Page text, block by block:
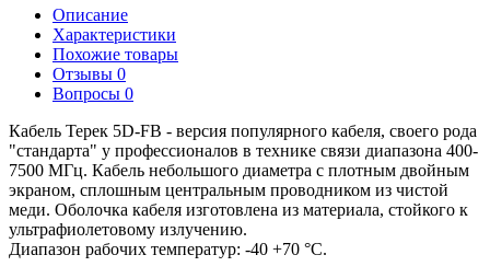
Описание
Характеристики
Похожие товары
Отзывы 0
Вопросы 0
Кабель Терек 5D-FB - версия популярного кабеля, своего рода
"стандарта" у профессионалов в технике связи диапазона 400-
7500 МГц. Кабель небольшого диаметра с плотным двойным
экраном, сплошным центральным проводником из чистой
меди. Оболочка кабеля изготовлена из материала, стойкого к
ультрафиолетовому излучению.
Диапазон рабочих температур: -40 +70 °C.